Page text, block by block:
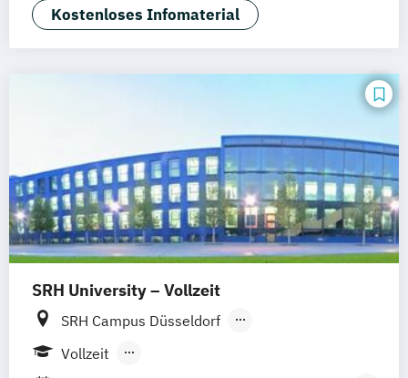
Psychology)
Psychologie Rechtspsychologie
Kostenloses Infomaterial
SRH University – Vollzeit
SRH Campus Düsseldorf
SRH Campus Heidelberg
Vollzeit